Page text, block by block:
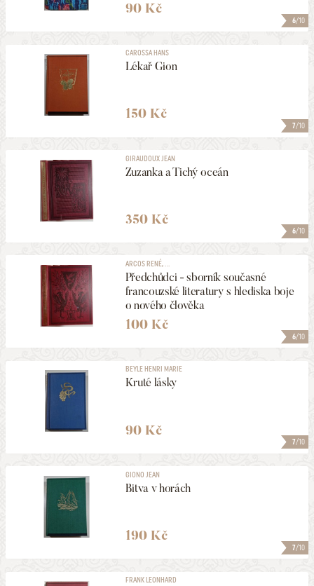
6/10
90 Kč
7/10
CAROSSA HANS
Lékař Gion
150 Kč
6/10
GIRAUDOUX JEAN
Zuzanka a Tichý oceán
350 Kč
6/10
ARCOS RENÉ, ...
Předchůdci - sborník současné
francouzské literatury s hlediska boje
o nového člověka
100 Kč
7/10
BEYLE HENRI MARIE
Kruté lásky
90 Kč
7/10
GIONO JEAN
Bitva v horách
190 Kč
FRANK LEONHARD